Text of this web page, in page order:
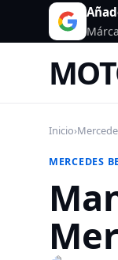
Inicio›
MERCEDES